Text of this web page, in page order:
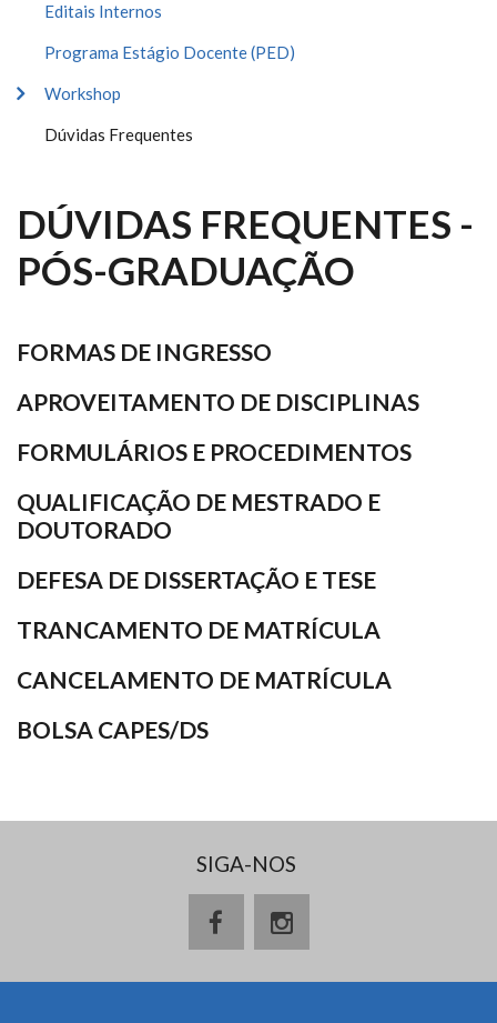
Editais Internos
Programa Estágio Docente (PED)
Workshop
Dúvidas Frequentes
DÚVIDAS FREQUENTES -
PÓS-GRADUAÇÃO
FORMAS DE INGRESSO
APROVEITAMENTO DE DISCIPLINAS
FORMULÁRIOS E PROCEDIMENTOS
QUALIFICAÇÃO DE MESTRADO E
DOUTORADO
DEFESA DE DISSERTAÇÃO E TESE
TRANCAMENTO DE MATRÍCULA
CANCELAMENTO DE MATRÍCULA
BOLSA CAPES/DS
SIGA-NOS